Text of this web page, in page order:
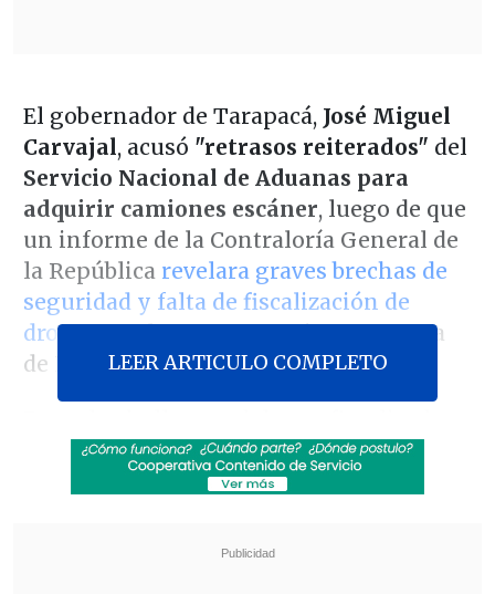
El gobernador de Tarapacá,José Miguel
Carvajal, acusó "retrasos reiterados" del
Servicio Nacional de Aduanas para
adquirir camiones escáner, luego de que
un informe de la Contraloría General de
la República revelara graves brechas de
seguridad y falta de fiscalización de
drogasen el Aeropuerto Diego Aracena
de Iquique.
destaca un operativo ocurrido en octubre
donde se hallaron 12,5 kilos de
las sustancias permanecieron
LEER ARTICULO COMPLETO